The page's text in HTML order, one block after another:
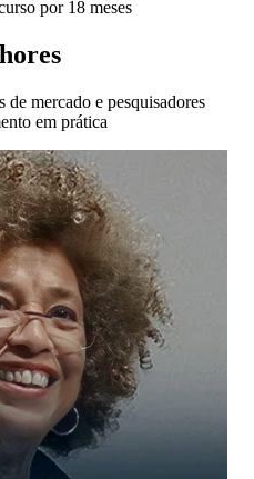
por 18 meses
de mercado e pesquisadores
em prática